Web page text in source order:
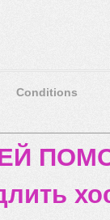
Conditions